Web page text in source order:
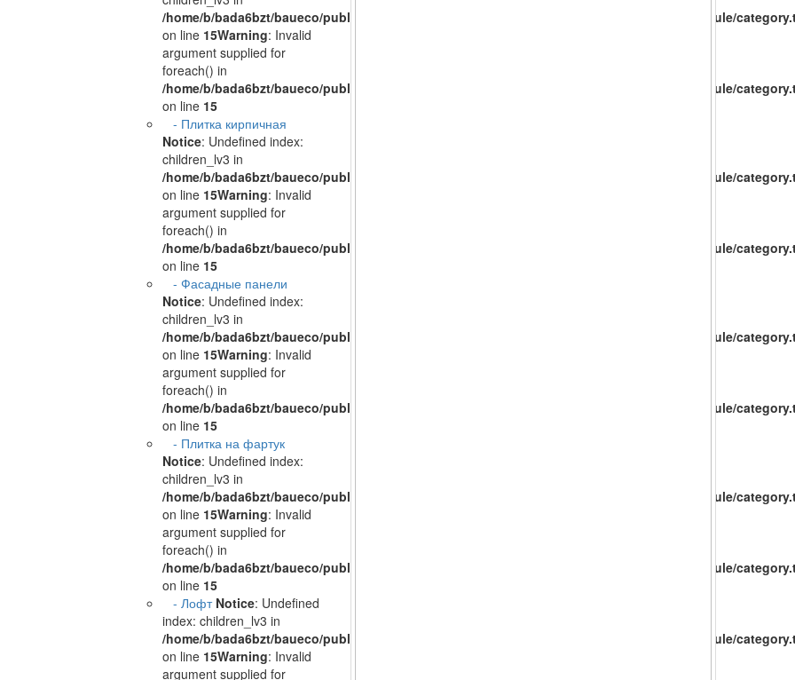
/home/b/bada6bzt/baueco/public_html/catalog/view/theme/baueco/template/extension/module/
on line 15Warning: Invalid
argument supplied for
foreach() in
/home/b/bada6bzt/baueco/public_html/catalog/view/theme/baueco/template/extension/module/
on line 15
- Плитка кирпичная
Notice: Undefined index:
children_lv3 in
/home/b/bada6bzt/baueco/public_html/catalog/view/theme/baueco/template/extension/module/
on line 15Warning: Invalid
argument supplied for
foreach() in
/home/b/bada6bzt/baueco/public_html/catalog/view/theme/baueco/template/extension/module/
on line 15
- Фасадные панели
Notice: Undefined index:
children_lv3 in
/home/b/bada6bzt/baueco/public_html/catalog/view/theme/baueco/template/extension/module/
on line 15Warning: Invalid
argument supplied for
foreach() in
/home/b/bada6bzt/baueco/public_html/catalog/view/theme/baueco/template/extension/module/
on line 15
- Плитка на фартук
Notice: Undefined index:
children_lv3 in
/home/b/bada6bzt/baueco/public_html/catalog/view/theme/baueco/template/extension/module/
on line 15Warning: Invalid
argument supplied for
foreach() in
/home/b/bada6bzt/baueco/public_html/catalog/view/theme/baueco/template/extension/module/
on line 15
- Лофт Notice: Undefined
index: children_lv3 in
/home/b/bada6bzt/baueco/public_html/catalog/view/theme/baueco/template/extension/module/
on line 15Warning: Invalid
argument supplied for